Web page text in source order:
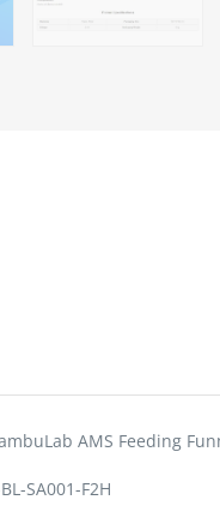
AMS Feeding
SA001-F2H